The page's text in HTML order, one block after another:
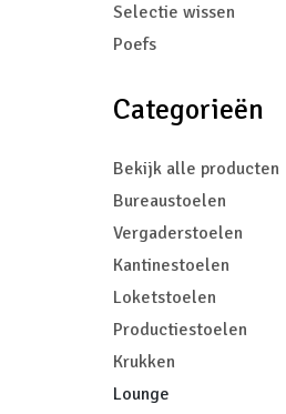
Selectie wissen
Poefs
Categorieën
Bekijk alle producten
Bureaustoelen
Vergaderstoelen
Kantinestoelen
Loketstoelen
Productiestoelen
Krukken
Lounge